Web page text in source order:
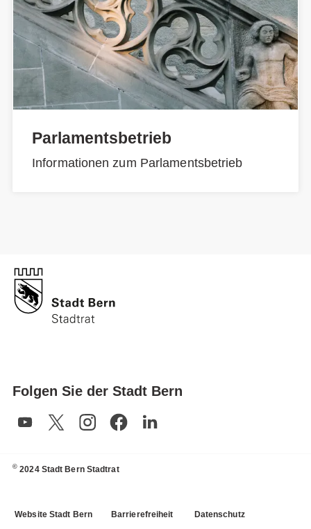
Parlamentsbetrieb
Informationen zum Parlamentsbetrieb
Folgen Sie der Stadt Bern
© 2024 Stadt Bern Stadtrat
Website Stadt Bern Barrierefreiheit
Datenschutz